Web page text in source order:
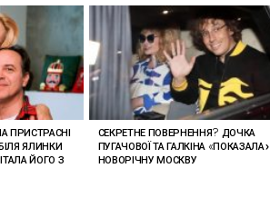
ПРИСТРАСНІ
ЯЛИНКИ
ЙОГО З
СЕКРЕТНЕ ПОВЕРНЕННЯ? ДОЧКА
ПУГАЧОВОЇ ТА ГАЛКІНА «ПОКАЗАЛА»
НОВОРІЧНУ МОСКВУ